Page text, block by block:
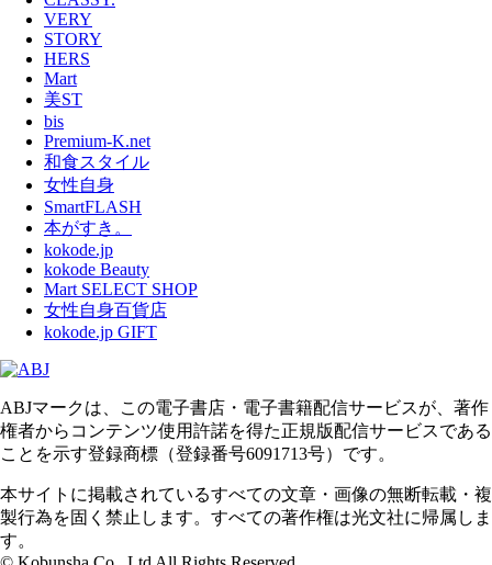
VERY
STORY
HERS
Mart
美ST
bis
Premium-K.net
和食スタイル
女性自身
SmartFLASH
本がすき。
kokode.jp
kokode Beauty
Mart SELECT SHOP
女性自身百貨店
kokode.jp GIFT
ABJマークは、この電子書店・電子書籍配信サービスが、著作
権者からコンテンツ使用許諾を得た正規版配信サービスである
ことを示す登録商標（登録番号6091713号）です。
本サイトに掲載されているすべての文章・画像の無断転載・複
製行為を固く禁止します。すべての著作権は光文社に帰属しま
す。